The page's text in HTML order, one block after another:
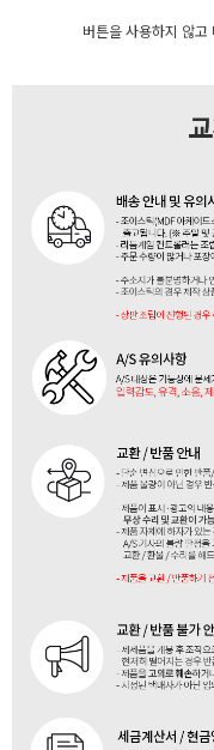
버튼을 사용하지 않